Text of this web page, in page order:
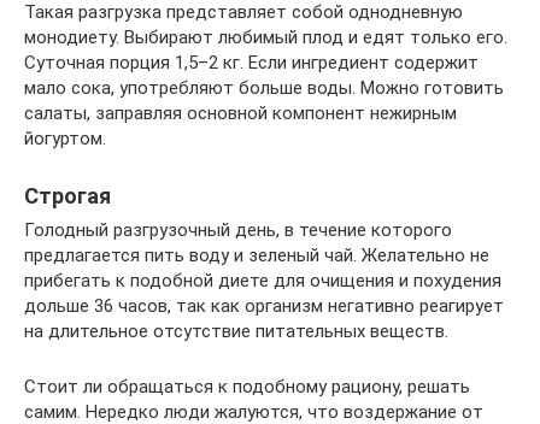
Такая разгрузка представляет собой однодневную
монодиету. Выбирают любимый плод и едят только его.
Суточная порция 1,5–2 кг. Если ингредиент содержит
мало сока, употребляют больше воды. Можно готовить
салаты, заправляя основной компонент нежирным
йогуртом.
Строгая
Голодный разгрузочный день, в течение которого
предлагается пить воду и зеленый чай. Желательно не
прибегать к подобной диете для очищения и похудения
дольше 36 часов, так как организм негативно реагирует
на длительное отсутствие питательных веществ.
Стоит ли обращаться к подобному рациону, решать
самим. Нередко люди жалуются, что воздержание от